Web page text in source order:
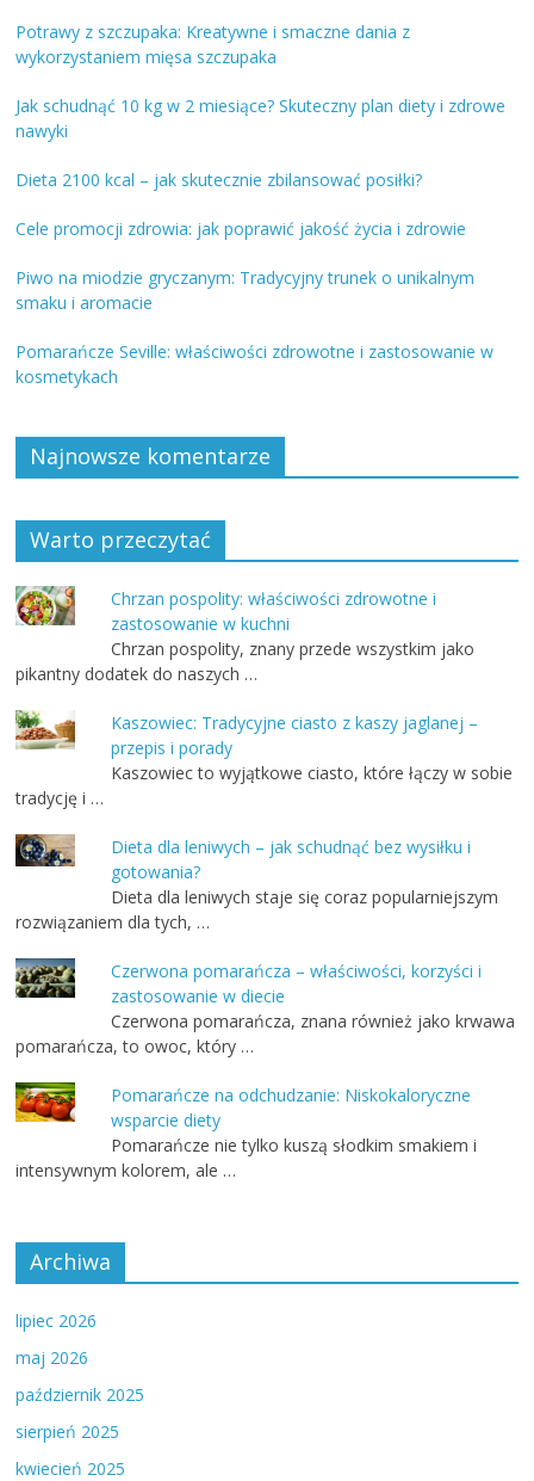
Potrawy z szczupaka: Kreatywne i smaczne dania z
wykorzystaniem mięsa szczupaka
Jak schudnąć 10 kg w 2 miesiące? Skuteczny plan diety i zdrowe
nawyki
Dieta 2100 kcal – jak skutecznie zbilansować posiłki?
Cele promocji zdrowia: jak poprawić jakość życia i zdrowie
Piwo na miodzie gryczanym: Tradycyjny trunek o unikalnym
smaku i aromacie
Pomarańcze Seville: właściwości zdrowotne i zastosowanie w
kosmetykach
Najnowsze komentarze
Warto przeczytać
Chrzan pospolity: właściwości zdrowotne i
zastosowanie w kuchni
Chrzan pospolity, znany przede wszystkim jako
pikantny dodatek do naszych …
Kaszowiec: Tradycyjne ciasto z kaszy jaglanej –
przepis i porady
Kaszowiec to wyjątkowe ciasto, które łączy w sobie
tradycję i …
Dieta dla leniwych – jak schudnąć bez wysiłku i
gotowania?
Dieta dla leniwych staje się coraz popularniejszym
rozwiązaniem dla tych, …
Czerwona pomarańcza – właściwości, korzyści i
zastosowanie w diecie
Czerwona pomarańcza, znana również jako krwawa
pomarańcza, to owoc, który …
Pomarańcze na odchudzanie: Niskokaloryczne
wsparcie diety
Pomarańcze nie tylko kuszą słodkim smakiem i
intensywnym kolorem, ale …
Archiwa
lipiec 2026
maj 2026
październik 2025
sierpień 2025
kwiecień 2025